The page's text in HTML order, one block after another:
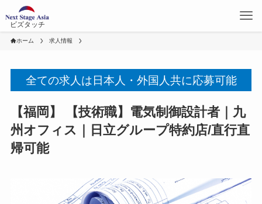
ビズタッチ
ホーム 求人情報
全ての求人は日本人・外国人共に応募可能
【福岡】 【技術職】電気制御設計者｜九
州オフィス｜日立グループ特約店/直行直
帰可能